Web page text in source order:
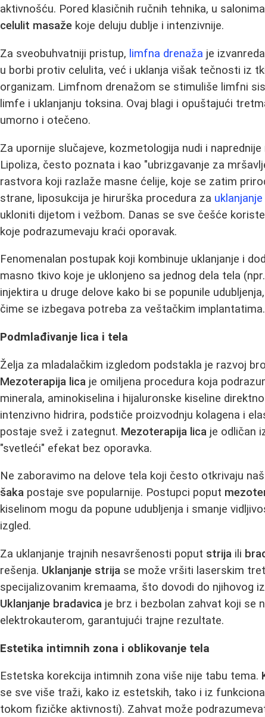
aktivnošću. Pored klasičnih ručnih tehnika, u
celulit masaže koje deluju dublje i intenzivnije.
Za sveobuhvatniji pristup, limfna drenaža je
u borbi protiv celulita, već i uklanja višak tečnosti iz
organizam. Limfnom drenažom se stimuliše limfni
limfe i uklanjanju toksina. Ovaj blagi i opuštajući
umorno i otečeno.
Za upornije slučajeve, kozmetologija nudi i
Lipoliza, često poznata i kao "ubrizgavanje za
rastvora koji razlaže masne ćelije, koje se zatim
strane, liposukcija je hirurška procedura za
ukloniti dijetom i vežbom. Danas se sve češće
koje podrazumevaju kraći oporavak.
Fenomenalan postupak koji kombinuje uklanjanje i
masno tkivo koje je uklonjeno sa jednog dela tela
injektira u druge delove kako bi se popunile
čime se izbegava potreba za veštačkim implantatima.
Podmlađivanje lica i tela
Želja za mladalačkim izgledom podstakla je razvoj
Mezoterapija lica je omiljena procedura koja
minerala, aminokiselina i hijaluronske kiseline
intenzivno hidrira, podstiče proizvodnju kolagena i
postaje svež i zategnut. Mezoterapija lica je odličan
"svetleći" efekat bez oporavka.
Ne zaboravimo na delove tela koji često otkrivaju
šaka postaje sve popularnije. Postupci poput
kiselinom mogu da popune udubljenja i smanje
izgled.
Za uklanjanje trajnih nesavršenosti poput strija ili
rešenja. Uklanjanje strija se može vršiti laserskim
specijalizovanim kremaama, što dovodi do njihovog
Uklanjanje bradavica je brz i bezbolan zahvat koji se
elektrokauterom, garantujući trajne rezultate.
Estetika intimnih zona i oblikovanje tela
Estetska korekcija intimnih zona više nije tabu tema.
se sve više traži, kako iz estetskih, tako i iz
tokom fizičke aktivnosti). Zahvat može